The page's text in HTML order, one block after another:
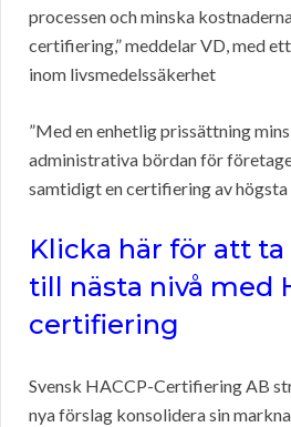
processen och minska
certifiering,” meddelar VD, med
inom livsmedelssäkerhet
”Med en enhetlig prissättning
administrativa bördan för
samtidigt en certifiering av högsta
Klicka här för att
till nästa nivå med
certifiering
Svensk HACCP-Certifiering AB
nya förslag konsolidera sin